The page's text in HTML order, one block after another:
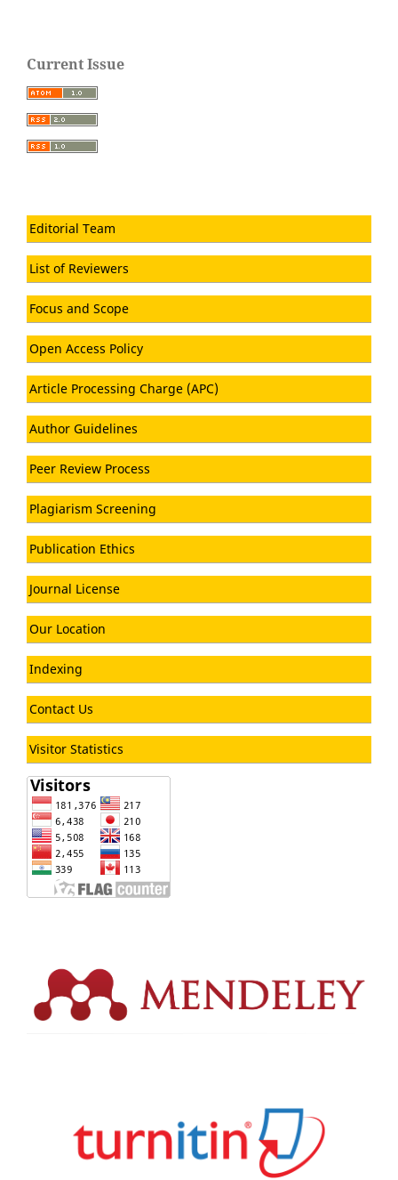
Current Issue
Editorial Team
List of Reviewers
Focus and Scope
Open Access Policy
Article Processing Charge (APC)
Author Guidelines
Peer Review Process
Plagiarism Screening
Publication Ethics
Journal License
Our Location
Indexing
Contact Us
Visitor Statistics